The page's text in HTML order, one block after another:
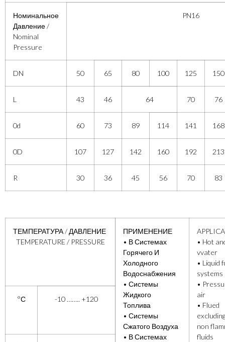
Номинальное
Давление /
Nominal
Pressure
PN16
DN 50 65 80 100 125 150
L 43 46 64 70 76
0d 60 73 89 114 141 168
0D 107 127 142 160 192 213
R 30 36 45 56 70 83
ТЕМПЕРАТУРА / ДАВЛЕНИЕ
TEMPERATURE / PRESSURE
ПРИМЕНЕНИЕ
• В Системах
Горячего И
Холодного
Водоснабжения
• Системы
Жидкого
Топлива
• Системы
Сжатого Воздуха
• В Системах
• Hot
vvater
• Liquid
systems
•
air
• Flued
non
fluids
°С -10 …….. +120